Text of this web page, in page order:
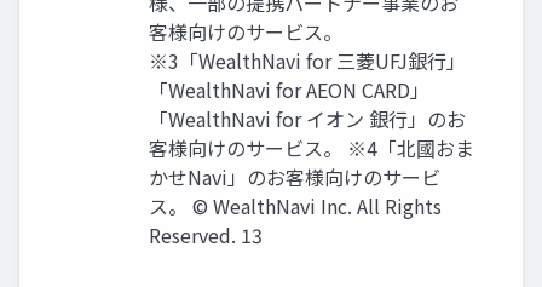
客様向けのサービス。
※3「WealthNavi for 三菱UFJ銀⾏」
「WealthNavi for AEON CARD」
「WealthNavi for イオン 銀⾏」のお
客様向けのサービス。 ※4「北國おま
かせNavi」のお客様向けのサービ
ス。 © WealthNavi Inc. All Rights
Reserved. 13